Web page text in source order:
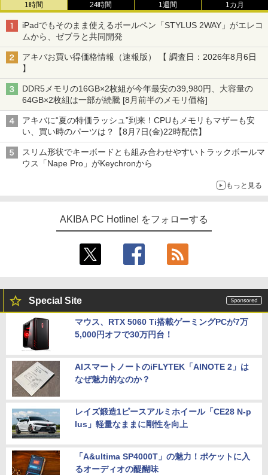
1時間 24時間 1週間 1カ月
iPadでもそのまま使えるボールペン「STYLUS 2WAY」がエレコ
ムから、ゼブラと共同開発
アキバお買い得価格情報（速報版） 【 調査日：2026年8月6日
】
DDR5メモリの16GB×2枚組が今年最安の39,980円、大容量の
64GB×2枚組は一部が続騰 [8月前半のメモリ価格]
アキバに“夏の特価ラッシュ”到来！CPUもメモリもマザーも安
い、買い時のパーツは？【8月7日(金)22時配信】
スリム形状でキーボードとも組み合わせやすいトラックボールマ
ウス「Nape Pro」がKeychronから
もっと見る
AKIBA PC Hotline! をフォローする
Special Site
マウス、RTX 5060 Ti搭載ゲーミングPCが7万
5,000円オフで30万円台！
AIスマートノートのiFLYTEK「AINOTE 2」は
なぜ魅力的なのか？
レイズ鍛造1ピースアルミホイール「CE28 N-p
lus」軽量なままに剛性を向上
「A&ultima SP4000T」の魅力！ポケットに入
るオーディオの醍醐味